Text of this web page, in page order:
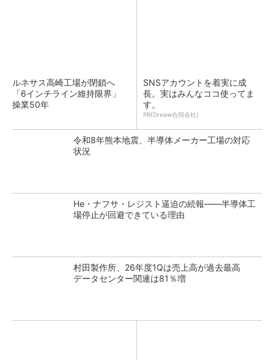
ルネサス高崎工場が閉鎖へ
「6インチライン維持限界」
操業50年
SNSアカウントを着実に成
長。実はみんなココ使ってま
す。
PR(Dreaw合同会社)
令和8年熊本地震、半導体メーカー工場の対応
状況
He・ナフサ・レジスト逼迫の続報――半導体工
場停止が回避できている理由
村田製作所、26年度1Qは売上高が過去最高
データセンター関連は81％増